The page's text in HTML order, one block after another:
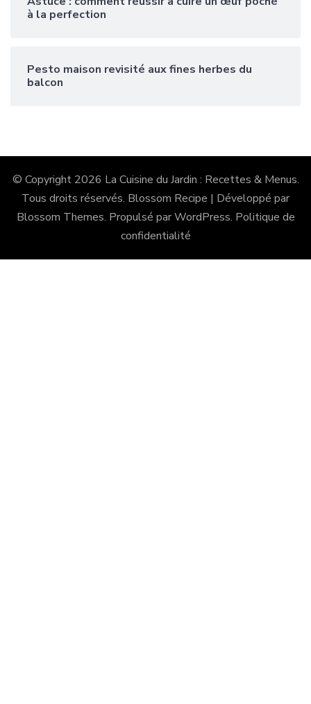
à la perfection
Pesto maison revisité aux fines herbes du
balcon
© Copyright 2026 La Cuisine du Jardin : Recettes & Menus.
Tous droits réservés. Blossom Recipe | Développé par
Blossom Themes. Propulsé parWordPress. Politique de
confidentialité